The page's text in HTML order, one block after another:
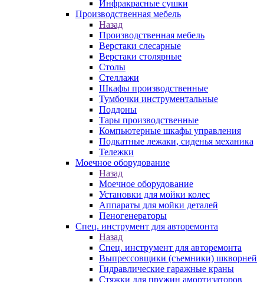
Инфракрасные сушки
Производственная мебель
Назад
Производственная мебель
Верстаки слесарные
Верстаки столярные
Столы
Стеллажи
Шкафы производственные
Тумбочки инструментальные
Поддоны
Тары производственные
Компьютерные шкафы управления
Подкатные лежаки, сиденья механика
Тележки
Моечное оборудование
Назад
Моечное оборудование
Установки для мойки колес
Аппараты для мойки деталей
Пеногенераторы
Спец. инструмент для авторемонта
Назад
Спец. инструмент для авторемонта
Выпрессовщики (съемники) шкворней
Гидравлические гаражные краны
Стяжки для пружин амортизаторов